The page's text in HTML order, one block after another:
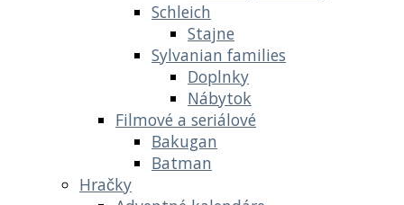
Schleich
Stajne
Sylvanian families
Doplnky
Nábytok
Filmové a seriálové
Bakugan
Batman
Hračky